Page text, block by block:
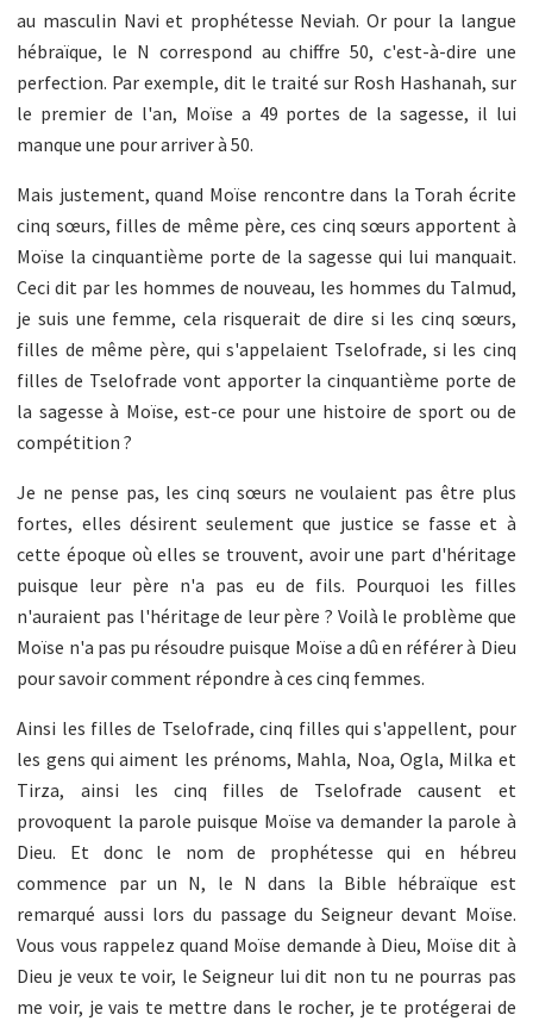
au masculin Navi et prophétesse Neviah. Or pour la langue
hébraïque, le N correspond au chiffre 50, c'est-à-dire une
perfection. Par exemple, dit le traité sur Rosh Hashanah, sur
le premier de l'an, Moïse a 49 portes de la sagesse, il lui
manque une pour arriver à 50.
Mais justement, quand Moïse rencontre dans la Torah écrite
cinq sœurs, filles de même père, ces cinq sœurs apportent à
Moïse la cinquantième porte de la sagesse qui lui manquait.
Ceci dit par les hommes de nouveau, les hommes du Talmud,
je suis une femme, cela risquerait de dire si les cinq sœurs,
filles de même père, qui s'appelaient Tselofrade, si les cinq
filles de Tselofrade vont apporter la cinquantième porte de
la sagesse à Moïse, est-ce pour une histoire de sport ou de
compétition ?
Je ne pense pas, les cinq sœurs ne voulaient pas être plus
fortes, elles désirent seulement que justice se fasse et à
cette époque où elles se trouvent, avoir une part d'héritage
puisque leur père n'a pas eu de fils. Pourquoi les filles
n'auraient pas l'héritage de leur père ? Voilà le problème que
Moïse n'a pas pu résoudre puisque Moïse a dû en référer à Dieu
pour savoir comment répondre à ces cinq femmes.
Ainsi les filles de Tselofrade, cinq filles qui s'appellent, pour
les gens qui aiment les prénoms, Mahla, Noa, Ogla, Milka et
Tirza, ainsi les cinq filles de Tselofrade causent et
provoquent la parole puisque Moïse va demander la parole à
Dieu. Et donc le nom de prophétesse qui en hébreu
commence par un N, le N dans la Bible hébraïque est
remarqué aussi lors du passage du Seigneur devant Moïse.
Vous vous rappelez quand Moïse demande à Dieu, Moïse dit à
Dieu je veux te voir, le Seigneur lui dit non tu ne pourras pas
me voir, je vais te mettre dans le rocher, je te protégerai de